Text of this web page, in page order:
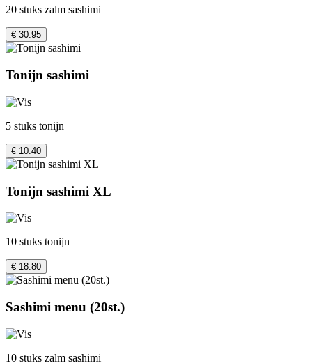
20 stuks zalm sashimi
€ 30.95
Tonijn sashimi
5 stuks tonijn
€ 10.40
Tonijn sashimi XL
10 stuks tonijn
€ 18.80
Sashimi menu (20st.)
10 stuks zalm sashimi